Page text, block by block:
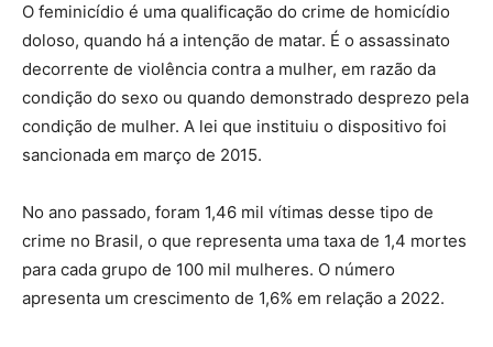
O feminicídio é uma qualificação do crime de homicídio
doloso, quando há a intenção de matar. É o assassinato
decorrente de violência contra a mulher, em razão da
condição do sexo ou quando demonstrado desprezo pela
condição de mulher. A lei que instituiu o dispositivo foi
sancionada em março de 2015.
No ano passado, foram 1,46 mil vítimas desse tipo de
crime no Brasil, o que representa uma taxa de 1,4 mortes
para cada grupo de 100 mil mulheres. O número
apresenta um crescimento de 1,6% em relação a 2022.